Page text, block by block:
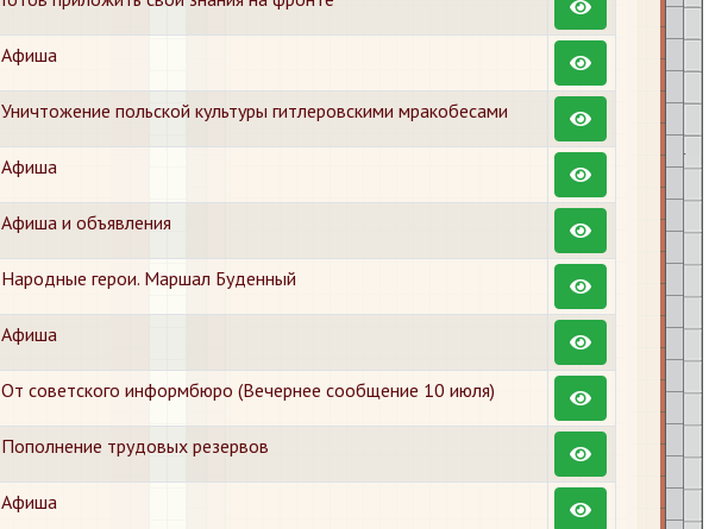
Афиша
Уничтожение польской культуры гитлеровскими мракобесами
Афиша
Афиша и объявления
Народные герои. Маршал Буденный
Афиша
От советского информбюро (Вечернее сообщение 10 июля)
Пополнение трудовых резервов
Афиша